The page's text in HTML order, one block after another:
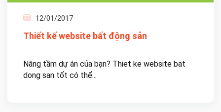
12/01/2017
Thiết kế website bất động sản
Nâng tầm dự án của bạn? Thiet ke website bat
dong san tốt có thể...